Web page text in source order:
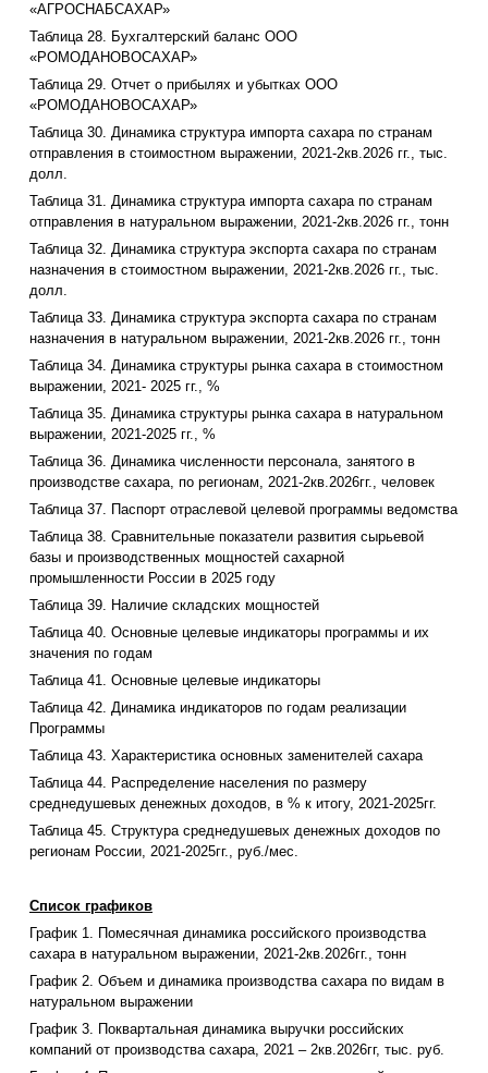
«АГРОСНАБСАХАР»
Таблица 28. Бухгалтерский баланс ООО
«РОМОДАНОВОСАХАР»
Таблица 29. Отчет о прибылях и убытках ООО
«РОМОДАНОВОСАХАР»
Таблица 30. Динамика структура импорта сахара по странам
отправления в стоимостном выражении, 2021-2кв.2026 гг., тыс.
долл.
Таблица 31. Динамика структура импорта сахара по странам
отправления в натуральном выражении, 2021-2кв.2026 гг., тонн
Таблица 32. Динамика структура экспорта сахара по странам
назначения в стоимостном выражении, 2021-2кв.2026 гг., тыс.
долл.
Таблица 33. Динамика структура экспорта сахара по странам
назначения в натуральном выражении, 2021-2кв.2026 гг., тонн
Таблица 34. Динамика структуры рынка сахара в стоимостном
выражении, 2021- 2025 гг., %
Таблица 35. Динамика структуры рынка сахара в натуральном
выражении, 2021-2025 гг., %
Таблица 36. Динамика численности персонала, занятого в
производстве сахара, по регионам, 2021-2кв.2026гг., человек
Таблица 37. Паспорт отраслевой целевой программы ведомства
Таблица 38. Сравнительные показатели развития сырьевой
базы и производственных мощностей сахарной
промышленности России в 2025 году
Таблица 39. Наличие складских мощностей
Таблица 40. Основные целевые индикаторы программы и их
значения по годам
Таблица 41. Основные целевые индикаторы
Таблица 42. Динамика индикаторов по годам реализации
Программы
Таблица 43. Характеристика основных заменителей сахара
Таблица 44. Распределение населения по размеру
среднедушевых денежных доходов, в % к итогу, 2021-2025гг.
Таблица 45. Структура среднедушевых денежных доходов по
регионам России, 2021-2025гг., руб./мес.
Список графиков
График 1. Помесячная динамика российского производства
сахара в натуральном выражении, 2021-2кв.2026гг., тонн
График 2. Объем и динамика производства сахара по видам в
натуральном выражении
График 3. Поквартальная динамика выручки российских
компаний от производства сахара, 2021 – 2кв.2026гг, тыс. руб.